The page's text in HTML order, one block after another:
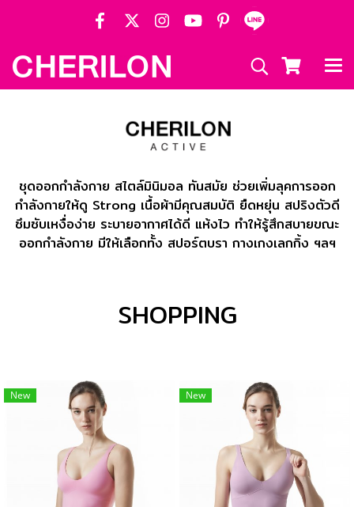
ชุดออกกำลังกาย สไตล์มินิมอล ทันสมัย ช่วยเพิ่มลุคการออก
กำลังกายให้ดู Strong เนื้อผ้ามีคุณสมบัติ ยืดหยุ่น สปริงตัวดี
ซึมซับเหงื่อง่าย ระบายอากาศได้ดี แห้งไว ทำให้รู้สึกสบายขณะ
ออกกำลังกาย มีให้เลือกทั้ง สปอร์ตบรา กางเกงเลกกิ้ง ฯลฯ
SHOPPING
New New